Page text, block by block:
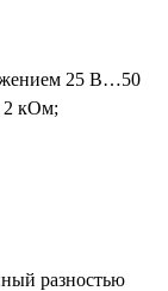
25 В…50
2 кОм;
разностью